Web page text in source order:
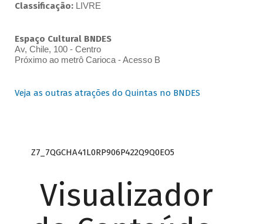
Classificação: LIVRE
Espaço Cultural BNDES
Av, Chile, 100 - Centro
Próximo ao metrô Carioca - Acesso B
Veja as outras atrações do Quintas no BNDES
Z7_7QGCHA41L0RP906P422Q9Q0EO5
Visualizador